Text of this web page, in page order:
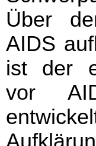
Über
AIDS
ist der
vor